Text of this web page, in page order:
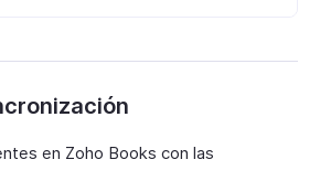
en Zoho Books con las